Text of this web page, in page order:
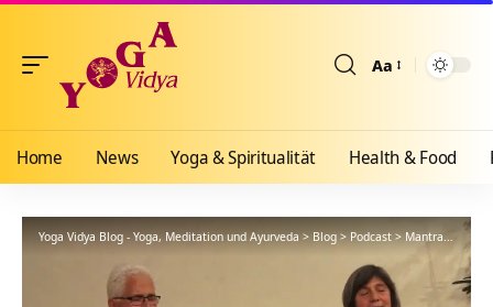
Aa
Home News Yoga & Spiritualität Health & Food
Yoga Vidya Blog - Yoga, Meditation und Ayurveda> Blog>Podcast>Mantra>Jaya